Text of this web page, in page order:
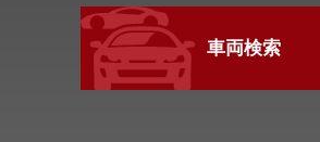
車両検索